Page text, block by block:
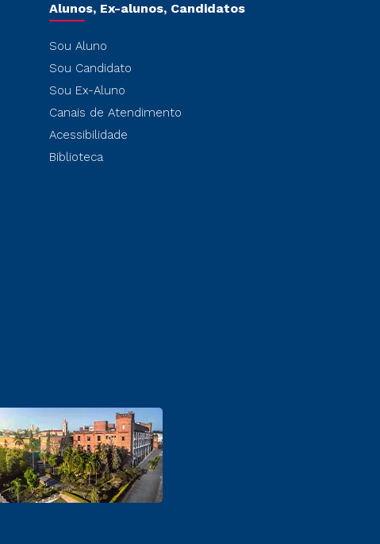
Alunos, Ex-alunos, Candidatos
Sou Aluno
Sou Candidato
Sou Ex-Aluno
Canais de Atendimento
Acessibilidade
Biblioteca